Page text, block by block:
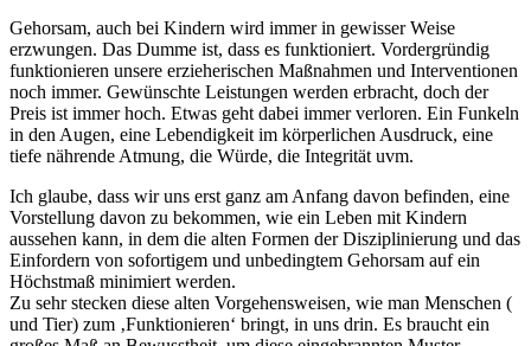
Gehorsam, auch bei Kindern wird immer in gewisser Weise
erzwungen. Das Dumme ist, dass es funktioniert. Vordergründig
funktionieren unsere erzieherischen Maßnahmen und Interventionen
noch immer. Gewünschte Leistungen werden erbracht, doch der
Preis ist immer hoch. Etwas geht dabei immer verloren. Ein Funkeln
in den Augen, eine Lebendigkeit im körperlichen Ausdruck, eine
tiefe nährende Atmung, die Würde, die Integrität uvm.
Ich glaube, dass wir uns erst ganz am Anfang davon befinden, eine
Vorstellung davon zu bekommen, wie ein Leben mit Kindern
aussehen kann, in dem die alten Formen der Disziplinierung und das
Einfordern von sofortigem und unbedingtem Gehorsam auf ein
Höchstmaß minimiert werden.
Zu sehr stecken diese alten Vorgehensweisen, wie man Menschen (
und Tier) zum ‚Funktionieren‘ bringt, in uns drin. Es braucht ein